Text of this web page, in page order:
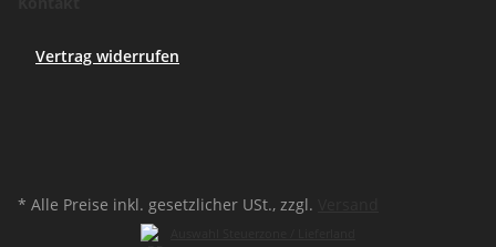
Vertrag widerrufen
* Alle Preise inkl. gesetzlicher USt., zzgl.